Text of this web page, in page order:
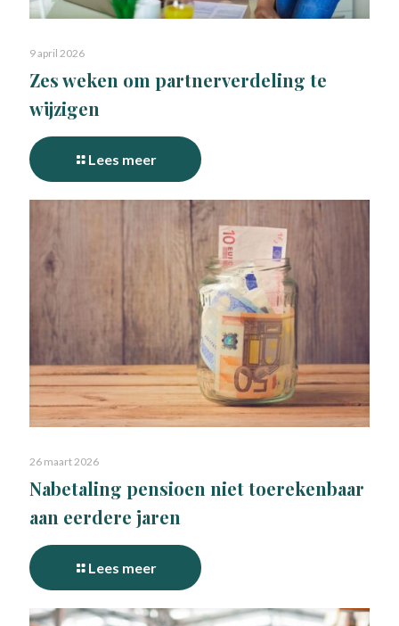
9 april 2026
Zes weken om partnerverdeling te
wijzigen
Lees meer
26 maart 2026
Nabetaling pensioen niet toerekenbaar
aan eerdere jaren
Lees meer